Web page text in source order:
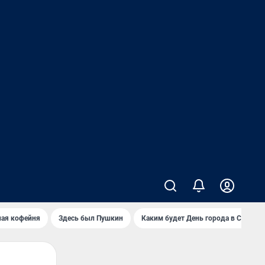
кофейня Здесь был Пушкин Каким будет День города в Самаре